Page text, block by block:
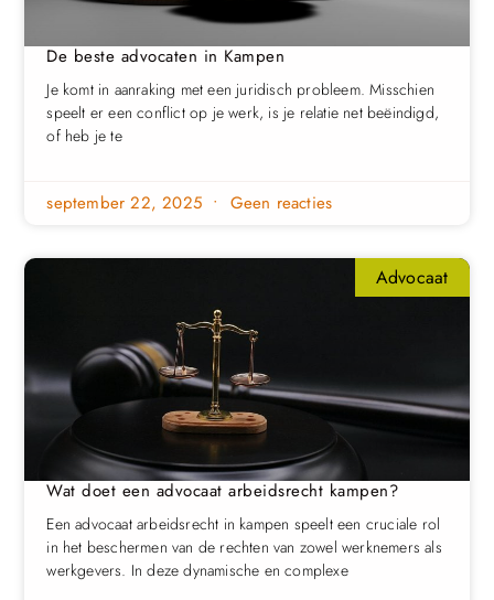
De beste advocaten in Kampen
Je komt in aanraking met een juridisch probleem. Misschien
speelt er een conflict op je werk, is je relatie net beëindigd,
of heb je te
september 22, 2025 Geen reacties
Advocaat
Wat doet een advocaat arbeidsrecht kampen?
Een advocaat arbeidsrecht in kampen speelt een cruciale rol
in het beschermen van de rechten van zowel werknemers als
werkgevers. In deze dynamische en complexe